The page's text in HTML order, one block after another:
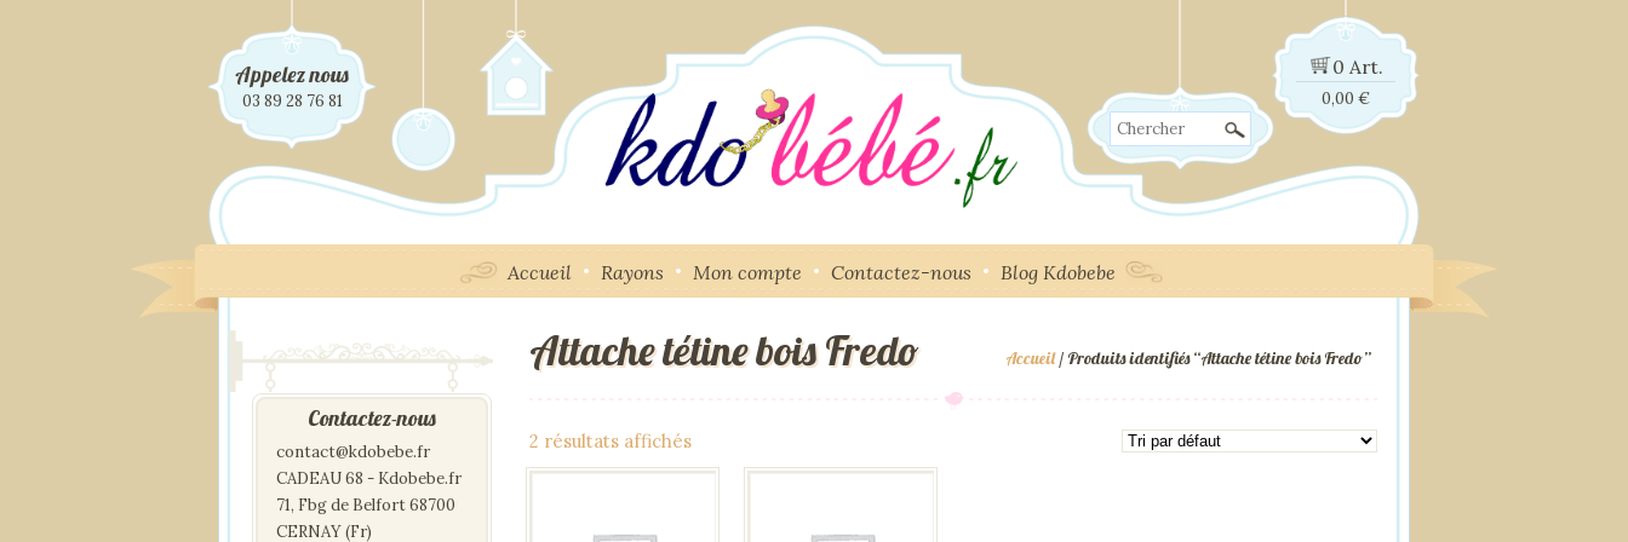
Appelez nous
03 89 28 76 81
Chercher
0 Art.
0,00 €
Accueil Rayons Mon compte Contactez-nous Blog Kdobebe
Accueil/ Produits identifiés “Attache tétine bois Fredo”
Attache tétine bois Fredo
2 résultats affichés
Contactez-nous
contact@kdobebe.fr
CADEAU 68 - Kdobebe.fr
71, Fbg de Belfort 68700
CERNAY (Fr)